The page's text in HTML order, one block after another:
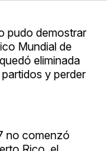
pudo demostrar
Mundial de
eliminada
y perder
no comenzó